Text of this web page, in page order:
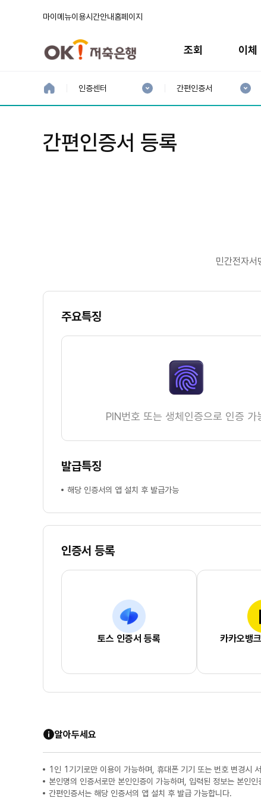
마이메뉴이용시간안내홈페이지
조회 이체
홈
재
1
류
인증센터
재
2
류
간편인증서
간편인증서 등록
민간전자서
주요특징
PIN번호 또는 생체인증으로 인증 가
발급특징
해당 인증서의 앱 설치 후 발급가능
인증서 등록
토스 인증서 등록 카카오뱅
알아두세요
1인 1기기로만 이용이 가능하며, 휴대폰 기기 또는 번호 변경시
본인명의 인증서로만 본인인증이 가능하며, 입력된 정보는 본인
간편인증서는 해당 인증서의 앱 설치 후 발급 가능합니다.